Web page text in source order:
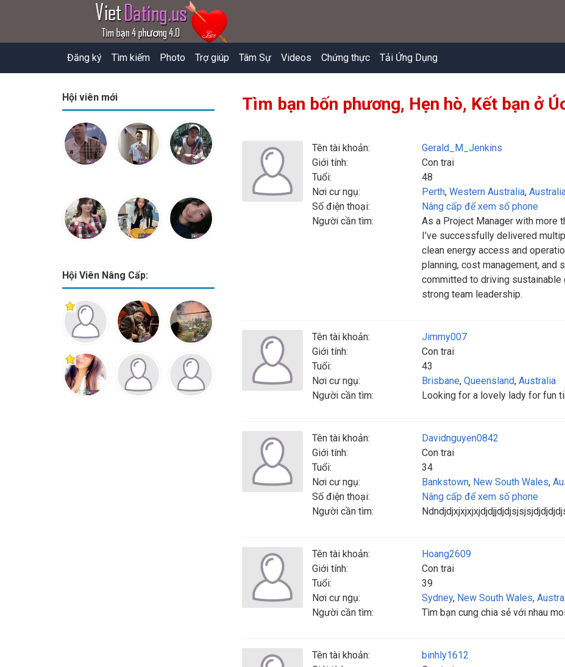
Đăng ký Tìm kiếm Photo Trợ giúp Tâm Sự Videos Chứng thực Tải Ứng Dụng
Hội viên mới
Hội Viên Nâng Cấp:
Tìm bạn bốn phương, Hẹn hò, Kết bạn ở
Tên tài khoản:
Gerald_M_Jenkins
Giới tính:
Con trai
Tuổi:
48
Nơi cư ngụ:
Perth, Western Australia,
Số điện thoại:
Nâng cấp để xem số phone
Người cần tìm:
As a Project Manager with more
I’ve successfully delivered
clean energy access and
planning, cost management, and
committed to driving sustainable
strong team leadership.
Tên tài khoản:
Jimmy007
Giới tính:
Con trai
Tuổi:
43
Nơi cư ngụ:
Brisbane, Queensland, Australia
Người cần tìm:
Looking for a lovely lady for fun
Tên tài khoản:
Davidnguyen0842
Giới tính:
Con trai
Tuổi:
34
Nơi cư ngụ:
Bankstown, New South Wales,
Số điện thoại:
Nâng cấp để xem số phone
Người cần tìm:
Tên tài khoản:
Hoang2609
Giới tính:
Con trai
Tuổi:
39
Nơi cư ngụ:
Sydney, New South Wales,
Người cần tìm:
Tìm bạn cung chia sẻ với nhau
Tên tài khoản:
binhly1612